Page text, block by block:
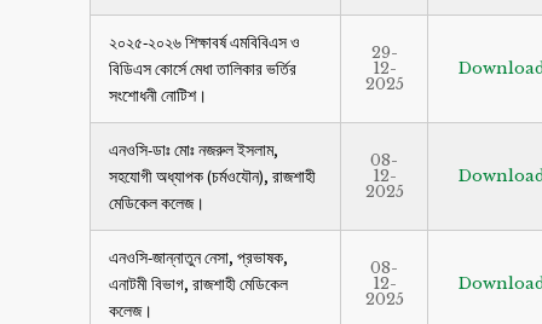
২০২৫-২০২৬ শিক্ষাবর্ষ এমবিবিএস ও
বিডিএস কোর্সে মেধা তালিকার ভর্তির
সংশোধনী নোটিশ।
29-
12-
2025
এনওসি-ডাঃ মোঃ নজরুল ইসলাম,
সহযোগী অধ্যাপক (চর্মওযৌন), রাজশাহী
মেডিকেল কলেজ।
08-
12-
2025
এনওসি-জান্নাতুন নেসা, প্রভাষক,
এনাটমী বিভাগ, রাজশাহী মেডিকেল
কলেজ।
08-
12-
2025